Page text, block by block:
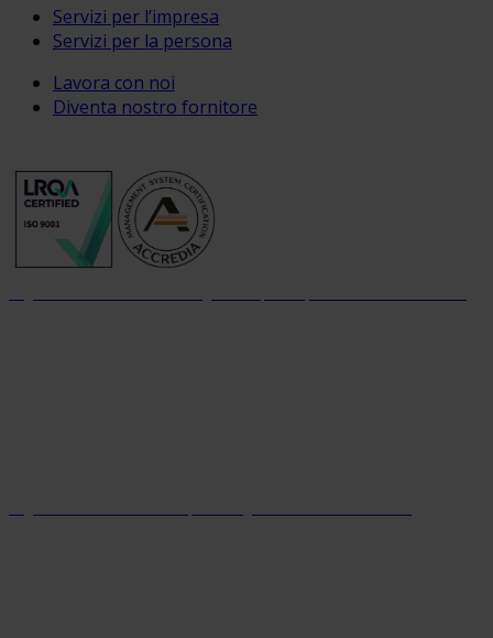
Servizi per l’impresa
Servizi per la persona
Lavora con noi
Diventa nostro fornitore